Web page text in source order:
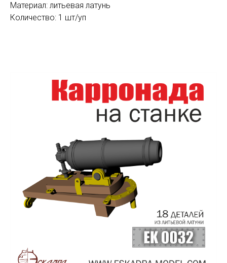
Материал: литьевая латунь
Количество: 1 шт/уп